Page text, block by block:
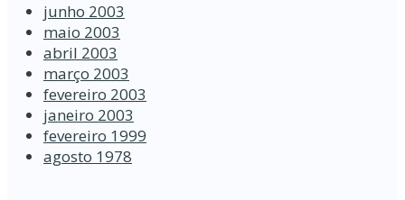
junho 2003
maio 2003
abril 2003
março 2003
fevereiro 2003
janeiro 2003
fevereiro 1999
agosto 1978